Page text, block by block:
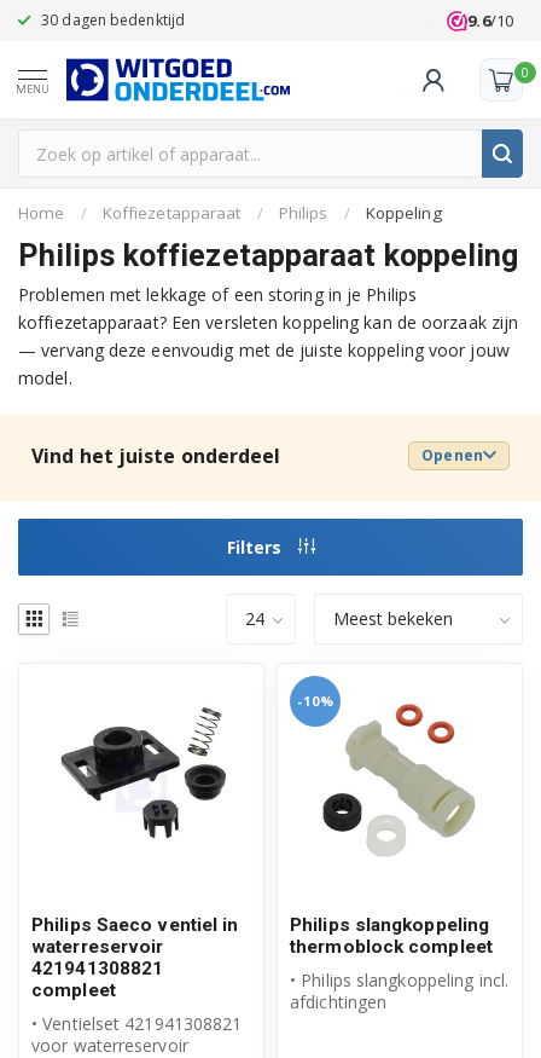
30 dagen bedenktijd Klanten
9.6/10
MENU
0
Home / Koffiezetapparaat / Philips / Koppeling
Philips koffiezetapparaat koppeling
Problemen met lekkage of een storing in je Philips
koffiezetapparaat? Een versleten koppeling kan de oorzaak zijn
— vervang deze eenvoudig met de juiste koppeling voor jouw
model.
Vind het juiste onderdeel Openen
Filters
Philips Saeco ventiel in
waterreservoir
421941308821
compleet
• Ventielset 421941308821
voor waterreservoir
-10%
Philips slangkoppeling
thermoblock compleet
• Philips slangkoppeling incl.
afdichtingen